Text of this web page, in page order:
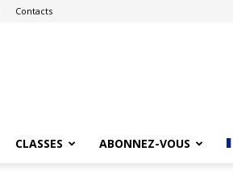
Contacts
CLASSES ABONNEZ-VOUS